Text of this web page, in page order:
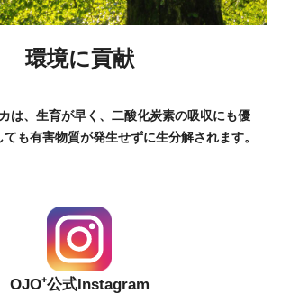
環境に貢献
は、生育が早く、二酸化炭素の吸収にも優
も有害物質が発生せずに生分解されます。
OJO⁺公式Instagram